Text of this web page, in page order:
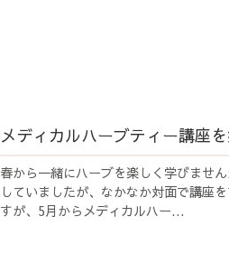
メディカルハーブティー講座
春から一緒にハーブを楽しく学びませ
していましたが、なかなか対面で講座
すが、5月からメディカルハー...